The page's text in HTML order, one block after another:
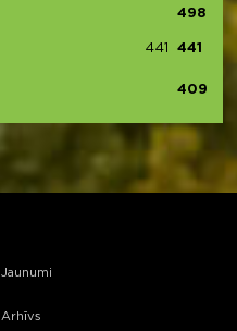
498
441 441
409
Jaunumi
Arhīvs